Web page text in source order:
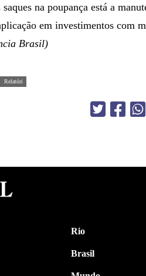
na poupança está a
em investimentos com
Brasil)
Relatóri
Rio
Brasil